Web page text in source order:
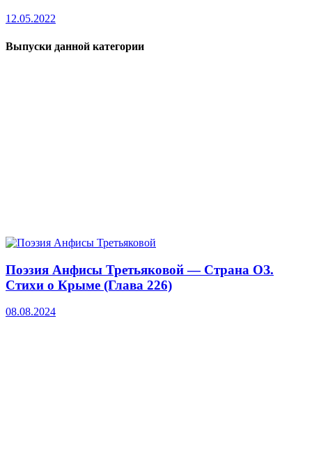
12.05.2022
Выпуски данной категории
Поэзия Анфисы Третьяковой — Страна ОЗ.
Стихи о Крыме (Глава 226)
08.08.2024